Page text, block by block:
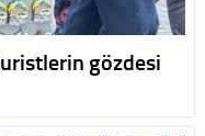
gözdesi